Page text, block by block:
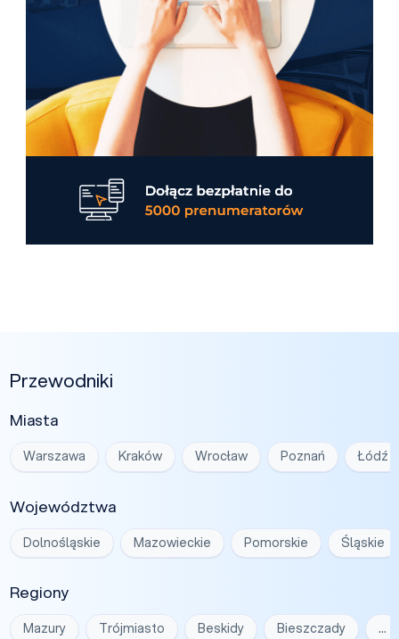
Przewodniki
Miasta
Warszawa Kraków Wrocław Poznań Łódź
Województwa
Dolnośląskie Mazowieckie Pomorskie Śląskie
Regiony
Mazury Trójmiasto Beskidy Bieszczady …